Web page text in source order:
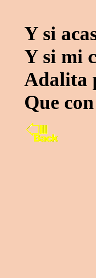
Y si
Y si mi
Adalita
Que